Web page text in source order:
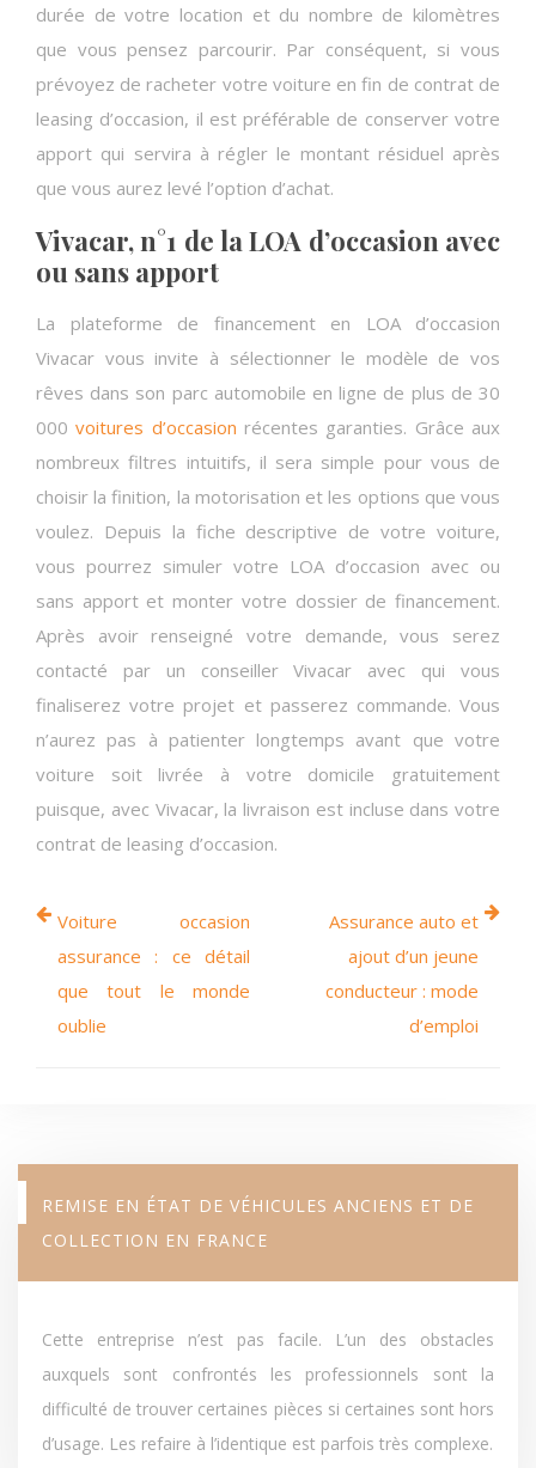
durée de votre location et du nombre de kilomètres
que vous pensez parcourir. Par conséquent, si vous
prévoyez de racheter votre voiture en fin de contrat de
leasing d’occasion, il est préférable de conserver votre
apport qui servira à régler le montant résiduel après
que vous aurez levé l’option d’achat.
Vivacar, n°1 de la LOA d’occasion avec
ou sans apport
La plateforme de financement en LOA d’occasion
Vivacar vous invite à sélectionner le modèle de vos
rêves dans son parc automobile en ligne de plus de 30
000voitures d’occasion récentes garanties. Grâce aux
nombreux filtres intuitifs, il sera simple pour vous de
choisir la finition, la motorisation et les options que vous
voulez. Depuis la fiche descriptive de votre voiture,
vous pourrez simuler votre LOA d’occasion avec ou
sans apport et monter votre dossier de financement.
Après avoir renseigné votre demande, vous serez
contacté par un conseiller Vivacar avec qui vous
finaliserez votre projet et passerez commande. Vous
n’aurez pas à patienter longtemps avant que votre
voiture soit livrée à votre domicile gratuitement
puisque, avec Vivacar, la livraison est incluse dans votre
contrat de leasing d’occasion.
Voiture occasion
assurance : ce détail
que tout le monde
oublie
Assurance auto et
ajout d’un jeune
conducteur : mode
d’emploi
REMISE EN ÉTAT DE VÉHICULES ANCIENS ET DE
COLLECTION EN FRANCE
Cette entreprise n’est pas facile. L’un des obstacles
auxquels sont confrontés les professionnels sont la
difficulté de trouver certaines pièces si certaines sont hors
d’usage. Les refaire à l’identique est parfois très complexe.